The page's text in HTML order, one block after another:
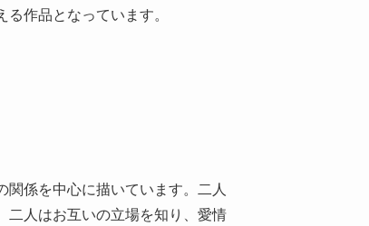
作品となっています。
係を中心に描いています。二人
二人はお互いの立場を知り、愛情